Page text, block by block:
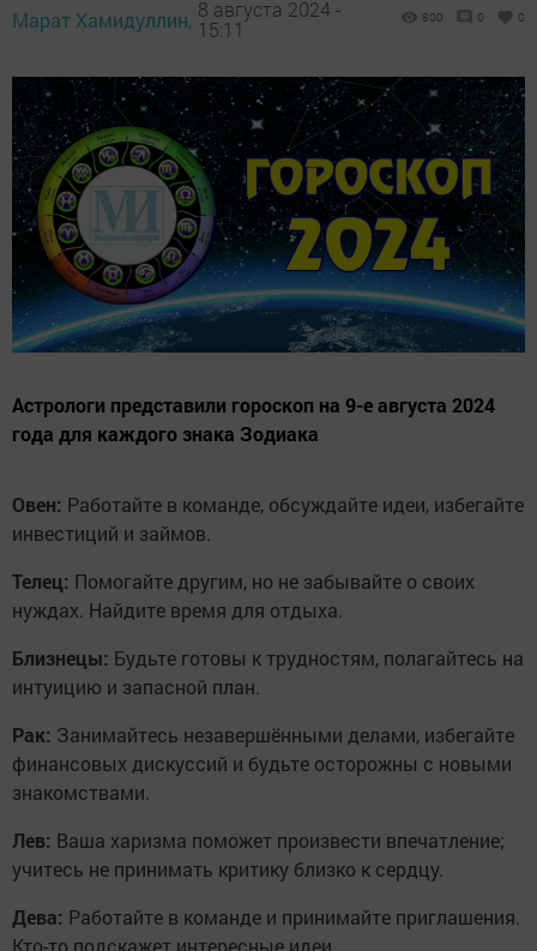
Марат Хамидуллин, 8 августа 2024 -
15:11
800 0 0
Астрологи представили гороскоп на 9-е августа 2024
года для каждого знака Зодиака
Овен: Работайте в команде, обсуждайте идеи, избегайте
инвестиций и займов.
Телец: Помогайте другим, но не забывайте о своих
нуждах. Найдите время для отдыха.
Близнецы: Будьте готовы к трудностям, полагайтесь на
интуицию и запасной план.
Рак: Занимайтесь незавершёнными делами, избегайте
финансовых дискуссий и будьте осторожны с новыми
знакомствами.
Лев: Ваша харизма поможет произвести впечатление;
учитесь не принимать критику близко к сердцу.
Дева: Работайте в команде и принимайте приглашения.
Кто-то подскажет интересные идеи.